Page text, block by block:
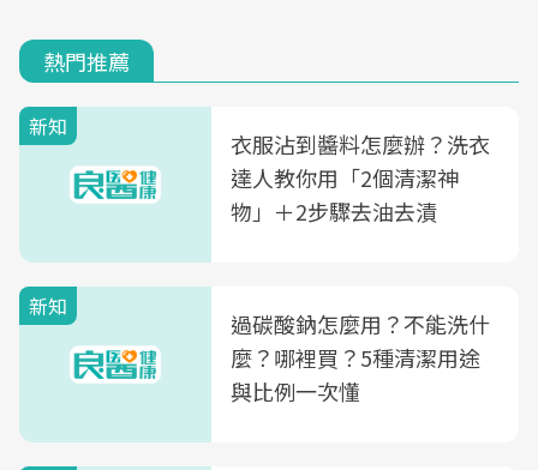
熱門推薦
新知
衣服沾到醬料怎麼辦？洗衣
達人教你用「2個清潔神
物」＋2步驟去油去漬
新知
過碳酸鈉怎麼用？不能洗什
麼？哪裡買？5種清潔用途
與比例一次懂